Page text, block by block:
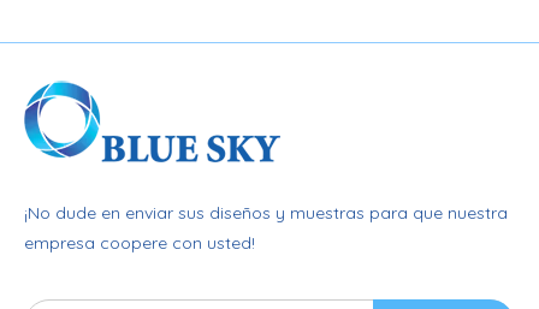
¡No dude en enviar sus diseños y muestras para que nuestra
empresa coopere con usted!